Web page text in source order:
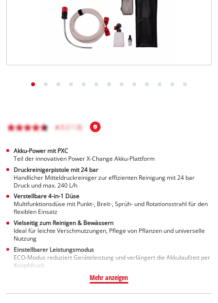
Akku-Power mit PXC
Teil der innovativen Power X-Change Akku-Plattform
Druckreinigerpistole mit 24 bar
Handlicher Mitteldruckreiniger zur effizienten Reinigung mit 24 bar
Druck und max. 240 L/h
Verstellbare 4-in-1 Düse
Multifunktionsdüse mit Punkt-, Breit-, Sprüh- und Rotationsstrahl für den
flexiblen Einsatz
Vielseitig zum Reinigen & Bewässern
Ideal für leichte Verschmutzungen, Pflege von Pflanzen und universelle
Nutzung
Einstellbarer Leistungsmodus
ECO-Modus reduziert Geräteleistung und verlängert die Akkulaufzeit per
Knopfdruck
Mehr anzeigen